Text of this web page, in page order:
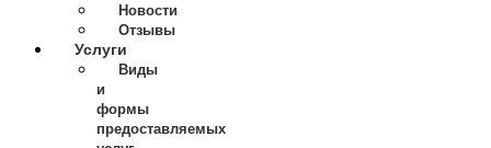
Новости
Отзывы
Услуги
Виды
и
формы
предоставляемых